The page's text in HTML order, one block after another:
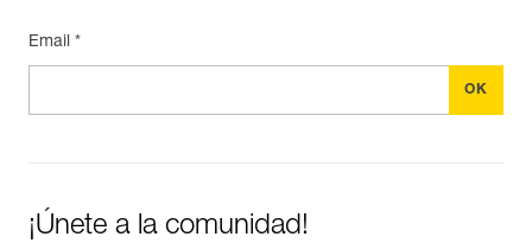
Email *
¡Únete a la comunidad!